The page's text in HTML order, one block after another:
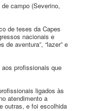
campo (Severino,
de teses da Capes
nacionais e
aventura”, “lazer” e
profissionais que
ligados às
atendimento a
outras, e foi escolhida